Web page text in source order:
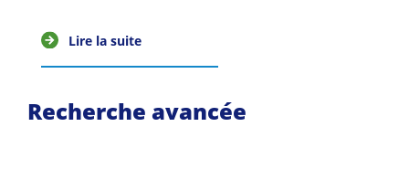
Lire la suite
Recherche avancée